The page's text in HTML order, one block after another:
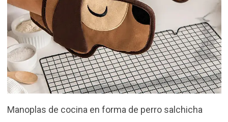
Fabricadas en algodón 100%